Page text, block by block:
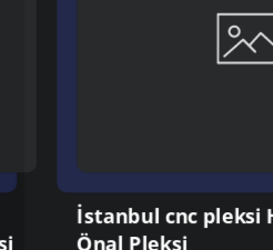
İstanbul cnc pleksi
Önal Pleksi